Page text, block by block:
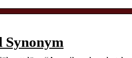
Synonym